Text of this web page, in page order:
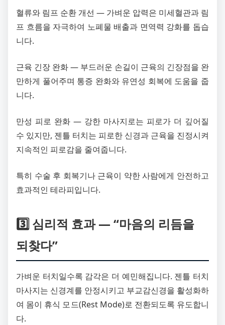
혈류와 림프 순환 개선 — 가벼운 압력은 미세혈관과 림
프 흐름을 자극하여 노폐물 배출과 면역력 강화를 돕습
니다.
근육 긴장 완화 — 부드러운 손길이 근육의 긴장점을 완
만하게 풀어주며 통증 완화와 유연성 회복에 도움을 줍
니다.
만성 피로 완화 — 강한 마사지로는 피로가 더 깊어질
수 있지만, 젠틀 터치는 피로한 신경과 근육을 진정시켜
지속적인 피로감을 줄여줍니다.
특히 수술 후 회복기나 근육이 약한 사람에게 안전하고
효과적인 테라피입니다.
3️⃣ 심리적 효과 — “마음의 리듬을
되찾다”
가벼운 터치일수록 감각은 더 예민해집니다. 젠틀 터치
마사지는 신경계를 안정시키고 부교감신경을 활성화하
여 몸이 휴식 모드(Rest Mode)로 전환되도록 유도합니
다.